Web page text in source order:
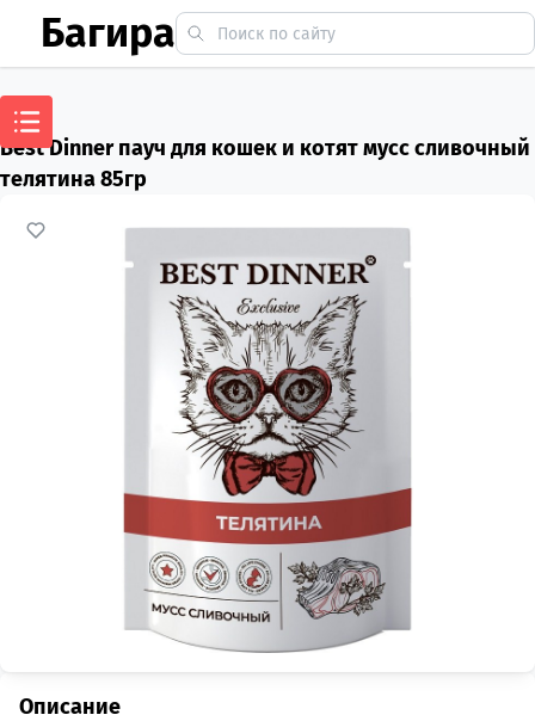
Багира
Best Dinner пауч для кошек и котят мусс сливочный
телятина 85гр
Описание